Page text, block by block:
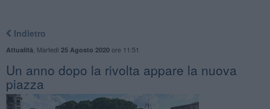
Indietro
Attualità Martedì 25 Agosto 2020ore 11:51
Un anno dopo la rivolta appare la nuova
piazza